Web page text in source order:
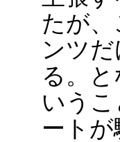
たが
ンツ
る。
いう
ート